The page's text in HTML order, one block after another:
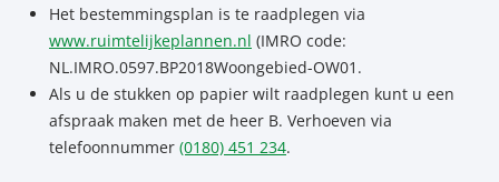
Het bestemmingsplan is te raadplegen via
www.ruimtelijkeplannen.nl (IMRO code:
NL.IMRO.0597.BP2018Woongebied-OW01.
Als u de stukken op papier wilt raadplegen kunt u een
afspraak maken met de heer B. Verhoeven via
telefoonnummer (0180) 451 234.